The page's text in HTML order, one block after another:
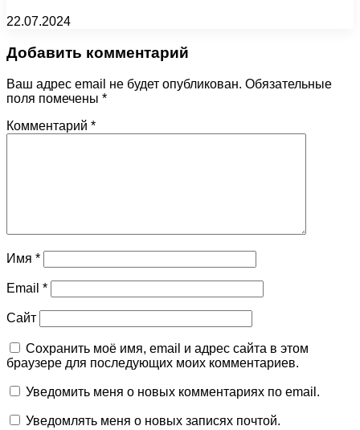
22.07.2024
Добавить комментарий
Ваш адрес email не будет опубликован. Обязательные
поля помечены *
Комментарий *
Имя *
Email *
Сайт
Сохранить моё имя, email и адрес сайта в этом
браузере для последующих моих комментариев.
Уведомить меня о новых комментариях по email.
Уведомлять меня о новых записях почтой.